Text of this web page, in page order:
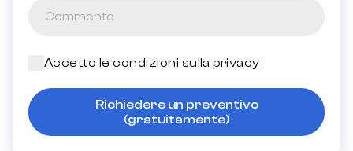
Accetto le condizioni sullaprivacy
Richiedere un preventivo
(gratuitamente)